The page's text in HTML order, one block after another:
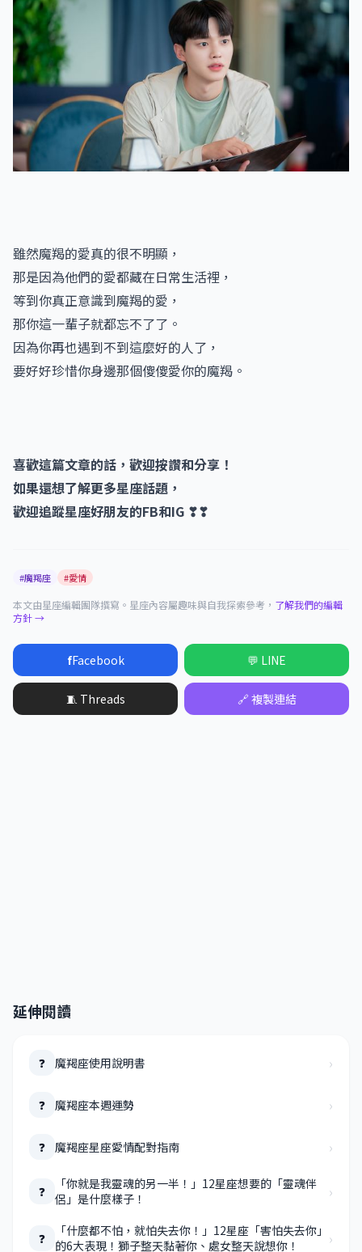
雖然魔羯的愛真的很不明顯，
那是因為他們的愛都藏在日常生活裡，
等到你真正意識到魔羯的愛，
那你這一輩子就都忘不了了。
因為你再也遇到不到這麼好的人了，
要好好珍惜你身邊那個傻傻愛你的魔羯。
喜歡這篇文章的話，歡迎按讚和分享！
如果還想了解更多星座話題，
歡迎追蹤星座好朋友的FB和IG ❣❣
#魔羯座 #愛情
本文由星座編輯團隊撰寫。星座內容屬趣味與自我探索參考， 了解我們的編輯
方針 →
fFacebook 💬 LINE
🧵 Threads 🔗 複製連結
延伸閱讀
❓ 魔羯座使用說明書 ›
❓ 魔羯座本週運勢 ›
❓ 魔羯座星座愛情配對指南 ›
❓
「你就是我靈魂的另一半！」12星座想要的「靈魂伴
侶」是什麼樣子！
›
❓
「什麼都不怕，就怕失去你！」12星座「害怕失去你」
的6大表現！獅子整天黏著你、處女整天說想你！
›